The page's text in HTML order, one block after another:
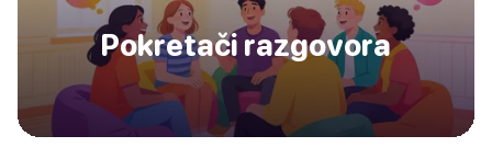
Pokretači razgovora